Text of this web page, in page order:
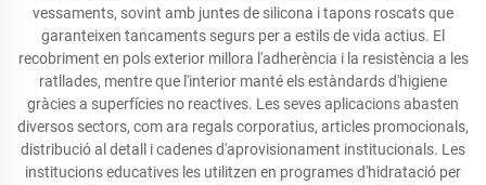
vessaments, sovint amb juntes de silicona i tapons roscats que
garanteixen tancaments segurs per a estils de vida actius. El
recobriment en pols exterior millora l'adherència i la resistència a les
ratllades, mentre que l'interior manté els estàndards d'higiene
gràcies a superfícies no reactives. Les seves aplicacions abasten
diversos sectors, com ara regals corporatius, articles promocionals,
distribució al detall i cadenes d'aprovisionament institucionals. Les
institucions educatives les utilitzen en programes d'hidratació per